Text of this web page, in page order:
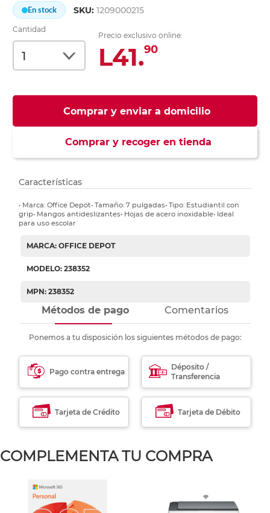
En stock SKU:1209000215
Cantidad
Precio exclusivo online:
L41.90
Comprar y enviar a domicilio
Comprar y recoger en tienda
Características
• Marca: Office Depot• Tamaño: 7 pulgadas• Tipo: Estudiantil con
grip• Mangos antideslizantes• Hojas de acero inoxidable• Ideal
para uso escolar
MARCA: OFFICE DEPOT
MODELO: 238352
MPN: 238352
Métodos de pago Comentarios
Ponemos a tu disposición los siguientes métodos de pago:
Pago contra entrega
Déposito /
Transferencia
Tarjeta de Crédito Tarjeta de Débito
COMPLEMENTA TU COMPRA